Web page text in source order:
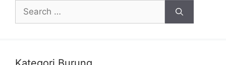
Search
for: